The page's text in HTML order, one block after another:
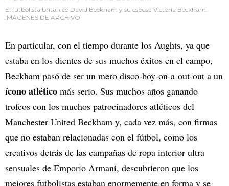
El futbolista británico David Beckham y su esposa Victoria Beckham.
IMAGENES DE ARCHIVO
En particular, con el tiempo durante los Aughts, ya que
estaba en los dientes de sus muchos éxitos en el campo,
Beckham pasó de ser un mero disco-boy-on-a-out-out a un
ícono atlético más serio. Sus muchos años ganando
trofeos con los muchos patrocinadores atléticos del
Manchester United Beckham y, cada vez más, con firmas
que no estaban relacionadas con el fútbol, como los
creativos detrás de las campañas de ropa interior ultra
sensuales de Emporio Armani, descubrieron que los
mejores futbolistas estaban enormemente en forma y se